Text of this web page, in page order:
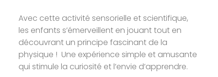
Avec cette activité sensorielle et scientifique,
les enfants s’émerveillent en jouant tout en
découvrant un principe fascinant de la
physique ! Une expérience simple et amusante
qui stimule la curiosité et l’envie d’apprendre.